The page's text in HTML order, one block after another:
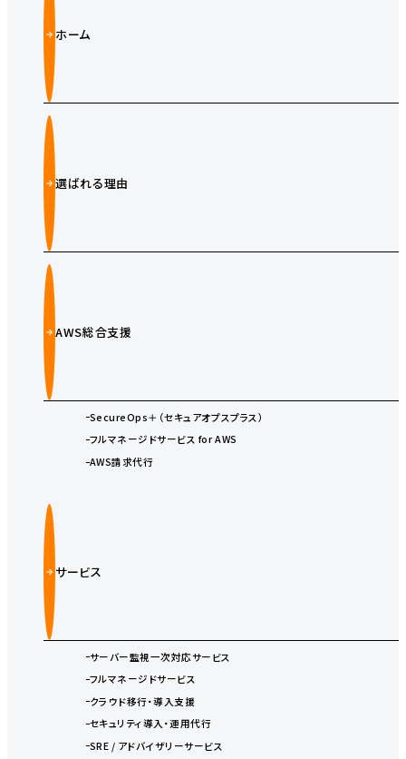
ホーム
選ばれる理由
AWS総合支援
SecureOps＋（セキュアオプスプラス）
フルマネージドサービス for AWS
AWS請求代行
サービス
サーバー監視一次対応サービス
フルマネージドサービス
クラウド移行・導入支援
セキュリティ導入・運用代行
SRE / アドバイザリーサービス